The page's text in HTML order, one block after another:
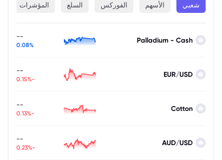
شعبي الأسهم الفوركس السلع المؤشرات
Palladium - Cash
--
0.08%
EUR/USD
--
-0.15%
Cotton
--
-0.13%
AUD/USD
--
-0.23%